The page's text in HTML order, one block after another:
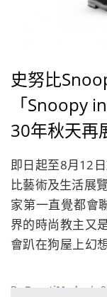
史努比
「Snoopy
30年秋天再
即日起至8月12
比藝術及生活展
家第一直覺都會
界的時尚教主又
會趴在狗屋上幻
星，漫畫公司也
By BeautiMode |